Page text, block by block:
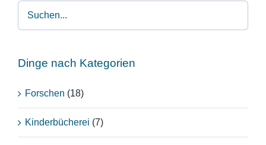
Dinge nach Kategorien
Forschen (18)
Kinderbücherei (7)